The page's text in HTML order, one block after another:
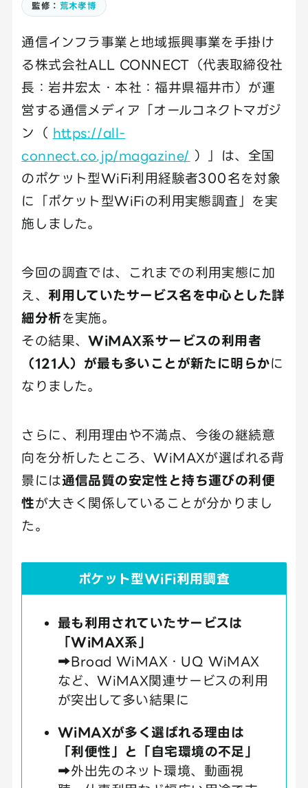
監修： 荒木孝博
通信インフラ事業と地域振興事業を手掛け
る株式会社ALL CONNECT（代表取締役社
長：岩井宏太・本社：福井県福井市）が運
営する通信メディア「オールコネクトマガジ
ン（ https://all-
connect.co.jp/magazine/ ）」は、全国
のポケット型WiFi利用経験者300名を対象
に「ポケット型WiFiの利用実態調査」を実
施しました。
今回の調査では、これまでの利用実態に加
え、 利用していたサービス名を中心とした詳
細分析を実施。
その結果、WiMAX系サービスの利用者
（121人）が最も多いことが新たに明らかに
なりました。
さらに、利用理由や不満点、今後の継続意
向を分析したところ、WiMAXが選ばれる背
景には通信品質の安定性と持ち運びの利便
性が大きく関係していることが分かりまし
た。
ポケット型WiFi利用調査
最も利用されていたサービスは
「WiMAX系」
➡Broad WiMAX・UQ WiMAX
など、WiMAX関連サービスの利用
が突出して多い結果に
WiMAXが多く選ばれる理由は
「利便性」と「自宅環境の不足」
➡外出先のネット環境、動画視